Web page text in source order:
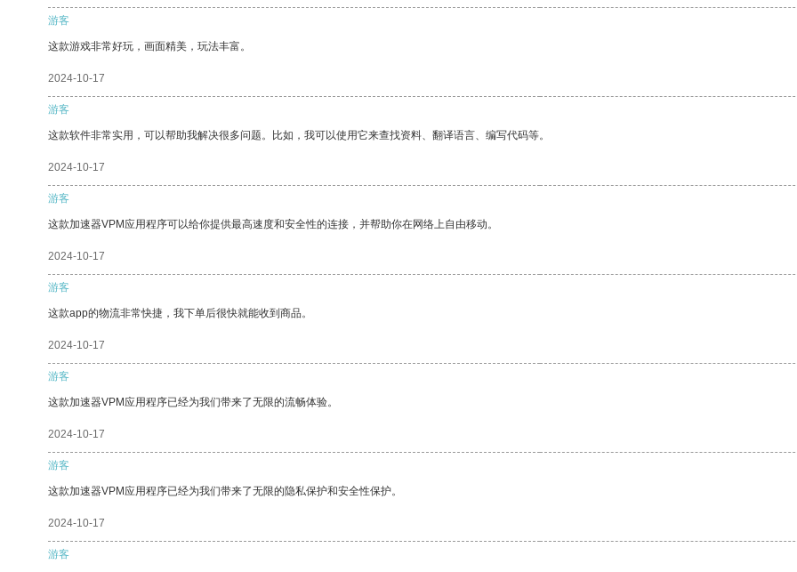
游客
这款游戏非常好玩，画面精美，玩法丰富。
2024-10-17
游客
这款软件非常实用，可以帮助我解决很多问题。比如，我可以使用它来查找资料、翻译语言、编写代码等。
2024-10-17
游客
这款加速器VPM应用程序可以给你提供最高速度和安全性的连接，并帮助你在网络上自由移动。
2024-10-17
游客
这款app的物流非常快捷，我下单后很快就能收到商品。
2024-10-17
游客
这款加速器VPM应用程序已经为我们带来了无限的流畅体验。
2024-10-17
游客
这款加速器VPM应用程序已经为我们带来了无限的隐私保护和安全性保护。
2024-10-17
游客